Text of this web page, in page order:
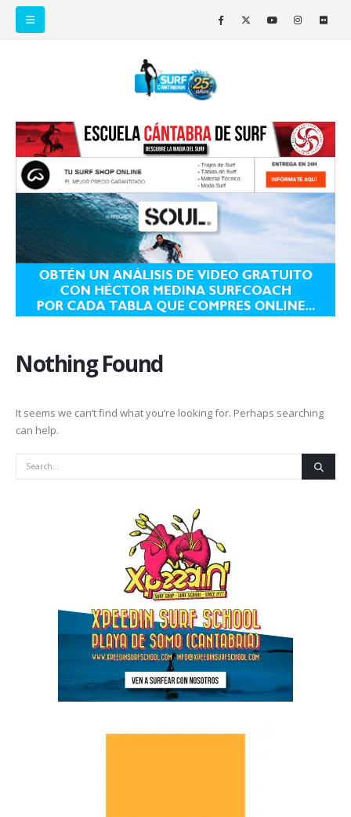
Nothing Found
It seems we can’t find what you’re looking for. Perhaps searching
can help.